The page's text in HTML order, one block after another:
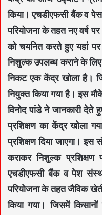
किया। एचडीएफसी बैंक व
परियोजना के तहत नए वर्ष
को चयनित करते हुए यहां
निशुल्क उपलब्ध कराने के लिए
निकट एक केंद्र खोला है।
नियुक्त किया गया है। इस
विनोद पांडे ने जानकारी
प्रशिक्षण का केंद्र खोला
प्रशिक्षण दिया जाएगा।
कराकर निशुल्क
एचडीएफसी बैंक व पेश
परियोजना के तहत जैविक
किया गया। जिसमें